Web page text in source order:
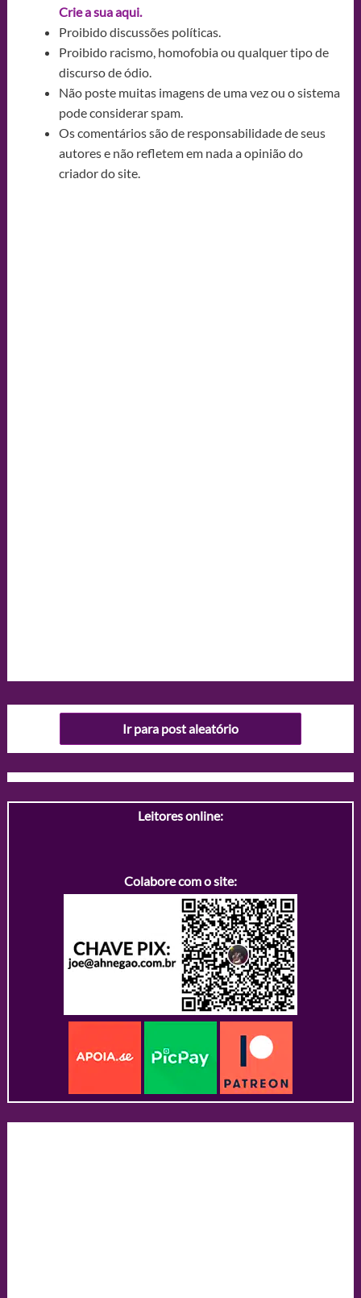
Crie a sua aqui.
Proibido discussões políticas.
Proibido racismo, homofobia ou qualquer tipo de
discurso de ódio.
Não poste muitas imagens de uma vez ou o sistema
pode considerar spam.
Os comentários são de responsabilidade de seus
autores e não refletem em nada a opinião do
criador do site.
Ir para post aleatório
Leitores online:
Colabore com o site: